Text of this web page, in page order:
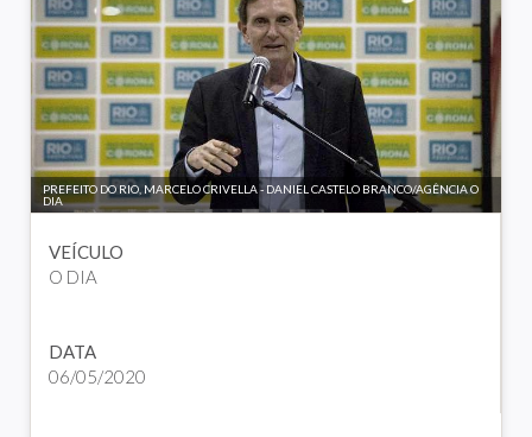
PREFEITO DO RIO, MARCELO CRIVELLA - DANIEL CASTELO BRANCO/AGÊNCIA O
DIA
VEÍCULO
O DIA
DATA
06/05/2020